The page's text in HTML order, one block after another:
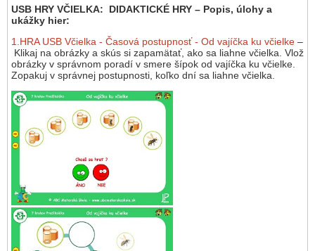
USB HRY VČIELKA: DIDAKTICKÉ HRY – Popis, úlohy a
ukážky hier:
1.HRA USB Včielka - Časová postupnosť - Od vajíčka ku včielke –
Klikaj na obrázky a skús si zapamätať, ako sa liahne včielka. Vlož
obrázky v správnom poradí v smere šípok od vajíčka ku včielke.
Zopakuj v správnej postupnosti, koľko dní sa liahne včielka.